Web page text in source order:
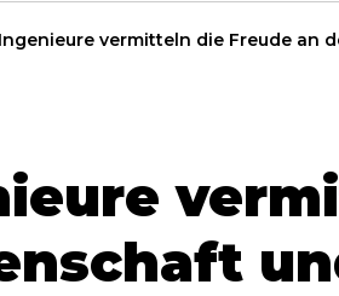
Ingenieure vermitteln die Freude an